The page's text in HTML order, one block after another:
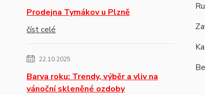
Prodejna Tymákov u Plzně
číst celé
22.10.2025
Barva roku: Trendy, výběr a vliv na
vánoční skleněné ozdoby